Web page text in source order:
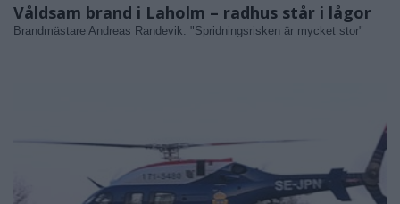
Våldsam brand i Laholm – radhus står i lågor
Brandmästare Andreas Randevik: "Spridningsrisken är mycket stor"